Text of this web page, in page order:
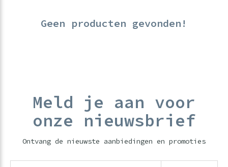
Geen producten gevonden!
Meld je aan voor
onze nieuwsbrief
Ontvang de nieuwste aanbiedingen en promoties